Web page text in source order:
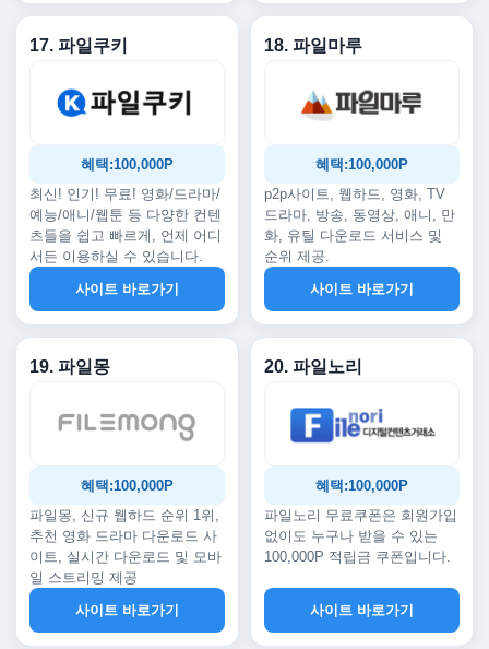
17. 파일쿠키
혜택:100,000P
최신! 인기! 무료! 영화/드라마/
예능/애니/웹툰 등 다양한 컨텐
츠들을 쉽고 빠르게, 언제 어디
서든 이용하실 수 있습니다.
사이트 바로가기
18. 파일마루
혜택:100,000P
p2p사이트, 웹하드, 영화, TV
드라마, 방송, 동영상, 애니, 만
화, 유틸 다운로드 서비스 및
순위 제공.
사이트 바로가기
19. 파일몽
혜택:100,000P
파일몽, 신규 웹하드 순위 1위,
추천 영화 드라마 다운로드 사
이트, 실시간 다운로드 및 모바
일 스트리밍 제공
사이트 바로가기
20. 파일노리
혜택:100,000P
파일노리 무료쿠폰은 회원가입
없이도 누구나 받을 수 있는
100,000P 적립금 쿠폰입니다.
사이트 바로가기